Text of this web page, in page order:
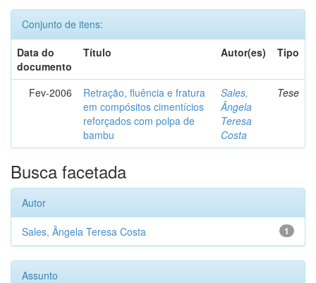
Conjunto de itens:
Data do
documento
Título Autor(es) Tipo
Fev-2006
Retração, fluência e fratura
em compósitos cimentícios
reforçados com polpa de
bambu
Sales,
Ângela
Teresa
Costa
Tese
Busca facetada
Autor
1
Sales, Ângela Teresa Costa
Assunto